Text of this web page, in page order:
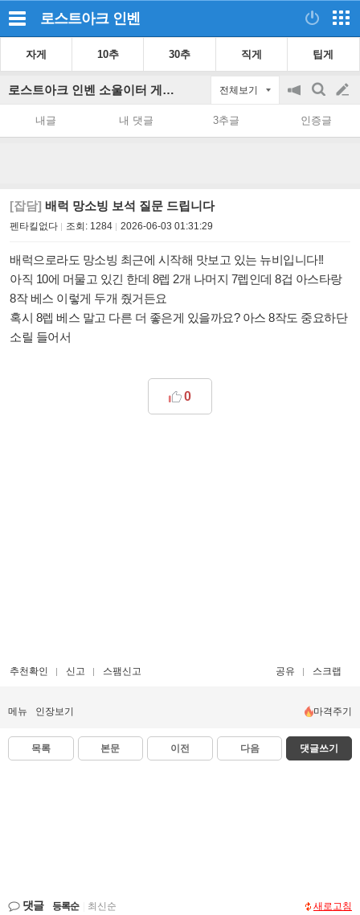
로스트아크 인벤
자게 10추 30추 직게 팁게
로스트아크 인벤 소울이터 게시판 전체보기
공
on/off
검
색
글
쓰
내글 내 댓글 3추글 인증글
[잡담] 배럭 망소빙 보석 질문 드립니다
펜타킬없다 조회: 1284 2026-06-03 01:31:29
배럭으로라도 망소빙 최근에 시작해 맛보고 있는 뉴비입니다!!
아직 10에 머물고 있긴 한데 8렙 2개 나머지 7렙인데 8겁 아스타랑
8작 베스 이렇게 두개 줬거든요
혹시 8렙 베스 말고 다른 더 좋은게 있을까요? 아스 8작도 중요하단
소릴 들어서
0
추천확인 신고 스팸신고 공유 스크랩
메뉴 인장보기 마격주기
목록 본문 이전 다음 댓글쓰기
댓글 등록순 최신순 새로고침